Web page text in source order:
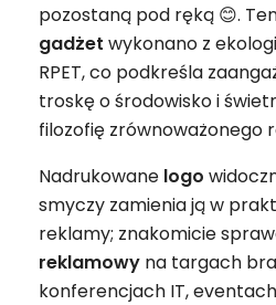
pozostaną pod ręką 😊.
gadżet wykonano z
RPET, co podkreśla
troskę o środowisko i
filozofię zrównoważonego
Nadrukowane logo
smyczy zamienia ją w
reklamy; znakomicie
reklamowy na targach
konferencjach IT,